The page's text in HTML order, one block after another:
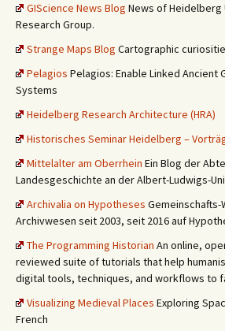
GIScience News Blog News of Heidelberg
Research Group.
Strange Maps Blog Cartographic
Pelagios Pelagios: Enable Linked Ancient
Systems
Heidelberg Research Architecture (HRA)
Historisches Seminar Heidelberg –
Mittelalter am Oberrhein Ein Blog der
Landesgeschichte an der Albert-Ludwigs-
Archivalia on Hypotheses Gemeinschafts-
Archivwesen seit 2003, seit 2016 auf
The Programming Historian An online,
reviewed suite of tutorials that help
digital tools, techniques, and workflows to
Visualizing Medieval Places Exploring
French